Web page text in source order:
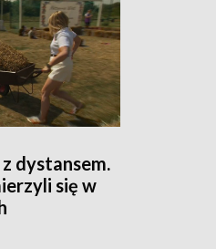
dystansem.
się w